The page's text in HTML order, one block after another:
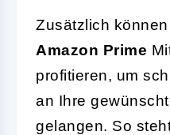
Zusätzlich
Amazon Prime
profitieren, um
an Ihre
gelangen. So